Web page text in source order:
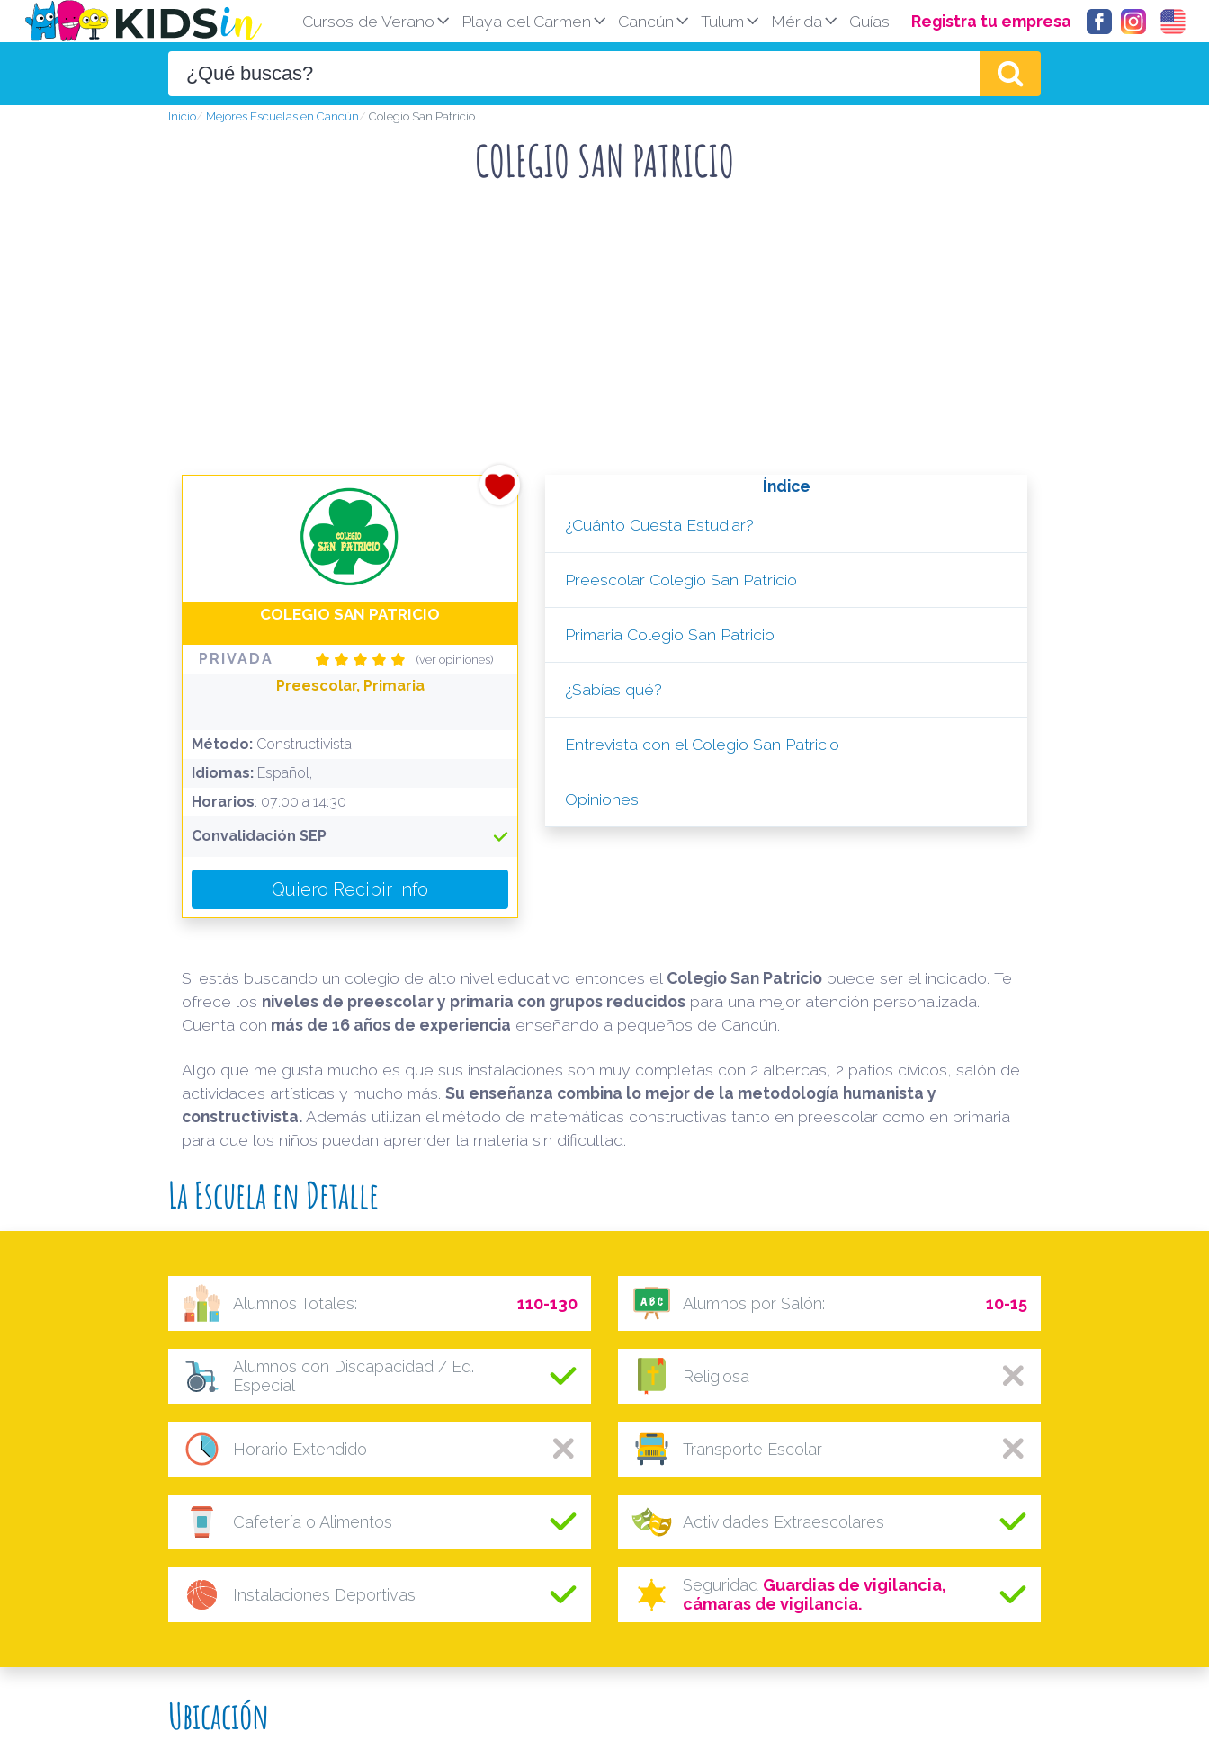
Cursos de Verano Playa del Carmen Cancún Tulum Mérida Guías Registra tu empresa
Inicio Mejores Escuelas en Cancún Colegio San Patricio
COLEGIO SAN PATRICIO
COLEGIO SAN PATRICIO
PRIVADA (ver opiniones)
Preescolar, Primaria
Método: Constructivista
Idiomas: Español,
Horarios: 07:00 a 14:30
Convalidación SEP
Quiero Recibir Info
Índice
¿Cuánto Cuesta Estudiar?
Preescolar Colegio San Patricio
Primaria Colegio San Patricio
¿Sabías qué?
Entrevista con el Colegio San Patricio
Opiniones
Si estás buscando un colegio de alto nivel educativo entonces el Colegio San Patricio puede ser el indicado. Te
ofrece los niveles de preescolar y primaria con grupos reducidos para una mejor atención personalizada.
Cuenta con más de 16 años de experiencia enseñando a pequeños de Cancún.
Algo que me gusta mucho es que sus instalaciones son muy completas con 2 albercas, 2 patios cívicos, salón de
actividades artísticas y mucho más. Su enseñanza combina lo mejor de la metodología humanista y
constructivista. Además utilizan el método de matemáticas constructivas tanto en preescolar como en primaria
para que los niños puedan aprender la materia sin dificultad.
La Escuela en Detalle
Alumnos Totales: 110-130 Alumnos por Salón: 10-15
Alumnos con Discapacidad / Ed.
Especial
Religiosa
Horario Extendido Transporte Escolar
Cafetería o Alimentos Actividades Extraescolares
Instalaciones Deportivas
Seguridad Guardias de vigilancia,
cámaras de vigilancia.
Ubicación